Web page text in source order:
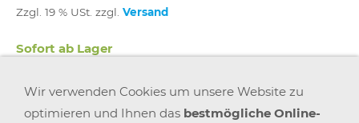
Zzgl. 19 % USt. zzgl. Versand
Sofort ab Lager
Wir verwenden Cookies um unsere Website zu
optimieren und Ihnen das bestmögliche Online-